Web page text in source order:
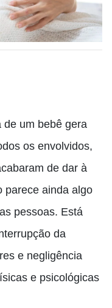
de um bebê gera
os envolvidos,
de dar à
parece ainda algo
pessoas. Está
da
e negligência
e psicológicas